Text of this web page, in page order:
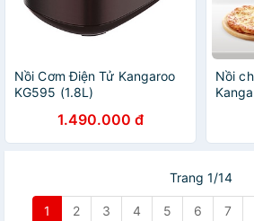
Nồi Cơm Điện Tử Kangaroo
KG595 (1.8L)
1.490.000 đ
Nồi
Trang 1/14
1 2 3 4 5 6 7